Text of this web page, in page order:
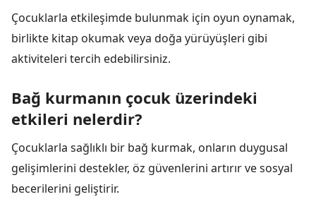
Çocuklarla etkileşimde bulunmak için oyun oynamak,
birlikte kitap okumak veya doğa yürüyüşleri gibi
aktiviteleri tercih edebilirsiniz.
Bağ kurmanın çocuk üzerindeki
etkileri nelerdir?
Çocuklarla sağlıklı bir bağ kurmak, onların duygusal
gelişimlerini destekler, öz güvenlerini artırır ve sosyal
becerilerini geliştirir.